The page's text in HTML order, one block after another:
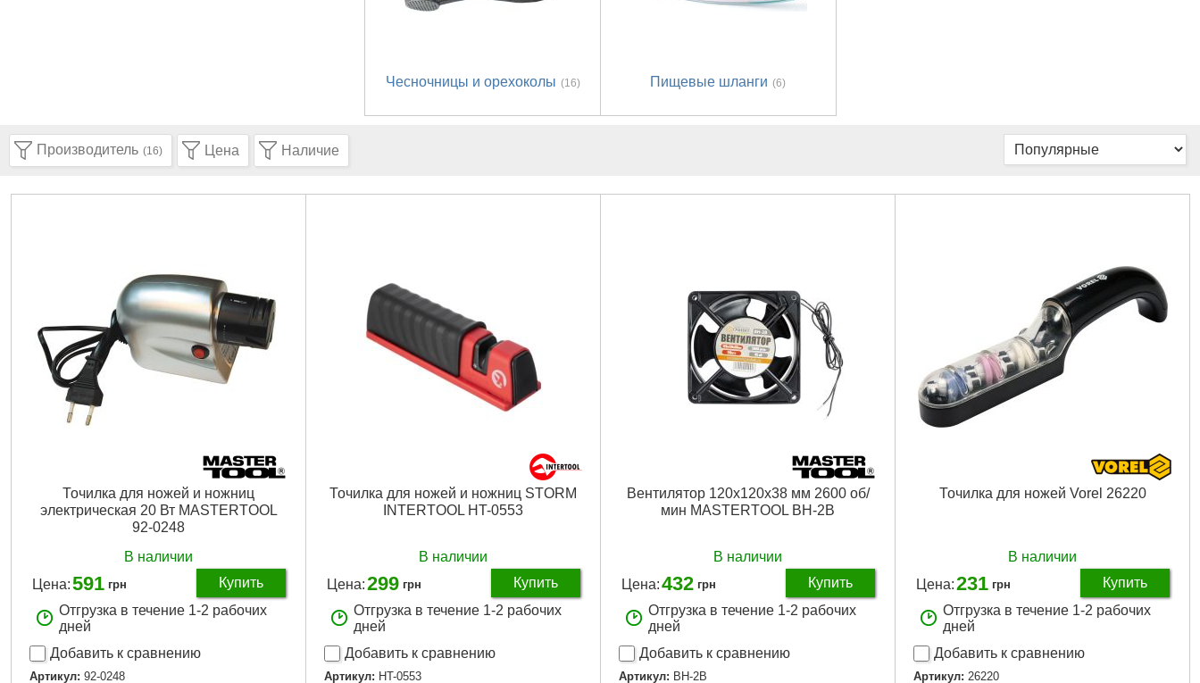
Чесночницы и орехоколы (16) Пищевые шланги (6)
Производитель (16) Цена Наличие
Точилка для ножей и ножниц
электрическая 20 Вт MASTERTOOL
92-0248
В наличии
Цена:591 грн
Купить
Отгрузка в течение 1-2 рабочих
дней
Добавить к сравнению
Артикул: 92-0248
Точилка для ножей и ножниц STORM
INTERTOOL HT-0553
В наличии
Цена:299 грн
Купить
Отгрузка в течение 1-2 рабочих
дней
Добавить к сравнению
Артикул: HT-0553
Вентилятор 120х120х38 мм 2600 об/
мин MASTERTOOL ВН-2В
В наличии
Цена:432 грн
Купить
Отгрузка в течение 1-2 рабочих
дней
Добавить к сравнению
Артикул: ВН-2В
Точилка для ножей Vorel 26220
В наличии
Цена:231 грн
Купить
Отгрузка в течение 1-2 рабочих
дней
Добавить к сравнению
Артикул: 26220